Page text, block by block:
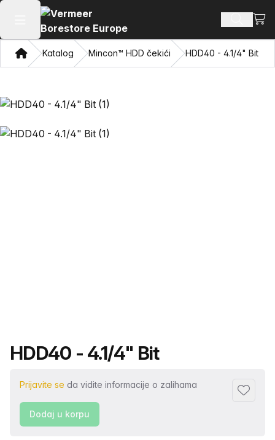
Otvori glavni meni Pretraži
DomKatalog Mincon™ HDD čekići HDD40 - 4.1/4" Bit
Naziv proizvoda
HDD40 - 4.1/4" Bit
Prijavite se da vidite informacije o zalihama
Dodaj
Dodaj u korpu